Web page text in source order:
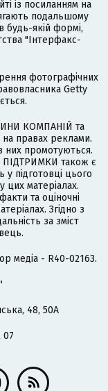
із посиланням на
подальшому
якій формі,
"Інтерфакс-
фотографічних
Getty
КОМПАНІЙ та
правах реклами.
них промотуються.
ПІДТРИМКИ також є
підготовці цього
цих матеріалах.
та оціночні
Згідно з
за зміст
медіа - R40-02163.
48, 50А
07